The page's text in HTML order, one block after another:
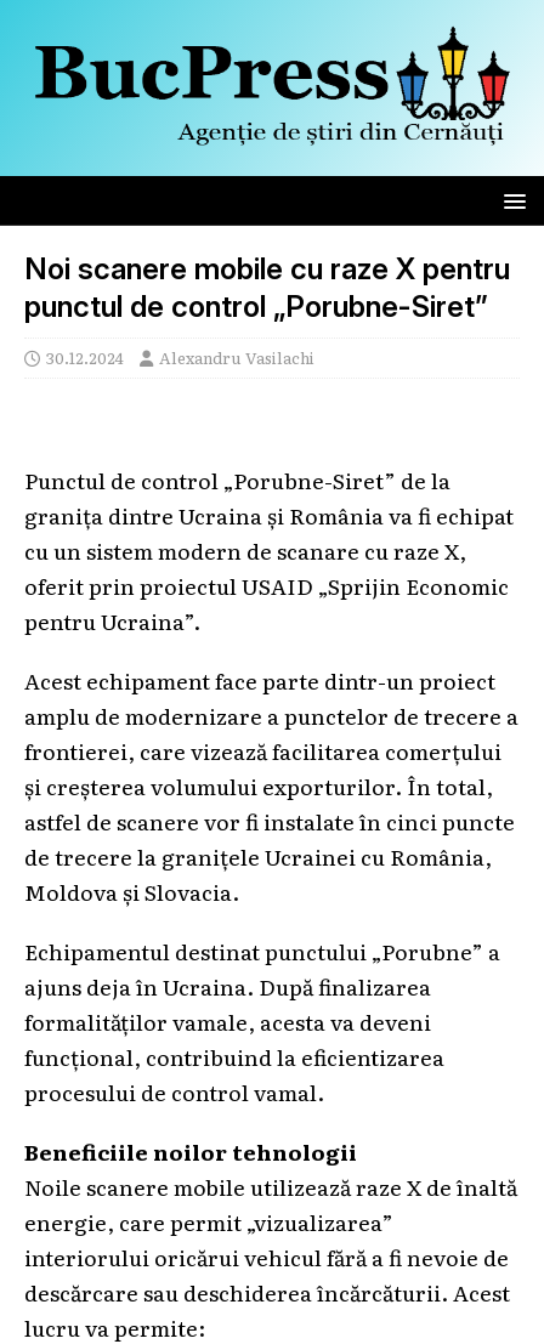
Noi scanere mobile cu raze X pentru
punctul de control „Porubne-Siret”
30.12.2024 Alexandru Vasilachi
Punctul de control „Porubne-Siret” de la
granița dintre Ucraina și România va fi echipat
cu un sistem modern de scanare cu raze X,
oferit prin proiectul USAID „Sprijin Economic
pentru Ucraina”.
Acest echipament face parte dintr-un proiect
amplu de modernizare a punctelor de trecere a
frontierei, care vizează facilitarea comerțului
și creșterea volumului exporturilor. În total,
astfel de scanere vor fi instalate în cinci puncte
de trecere la granițele Ucrainei cu România,
Moldova și Slovacia.
Echipamentul destinat punctului „Porubne” a
ajuns deja în Ucraina. După finalizarea
formalităților vamale, acesta va deveni
funcțional, contribuind la eficientizarea
procesului de control vamal.
Beneficiile noilor tehnologii
Noile scanere mobile utilizează raze X de înaltă
energie, care permit „vizualizarea”
interiorului oricărui vehicul fără a fi nevoie de
descărcare sau deschiderea încărcăturii. Acest
lucru va permite: